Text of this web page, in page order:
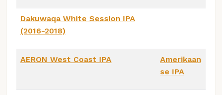
Dakuwaqa White Session IPA
(2016-2018)
AERON West Coast IPA
Amerikaan
se IPA